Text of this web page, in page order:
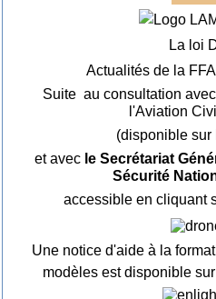
La loi
Actualités de la
Suite au consultation
l'Aviation
(disponible sur
et avec le Secrétariat
Sécurité
accessible en cliquant
Une notice d'aide à la
modèles est disponible